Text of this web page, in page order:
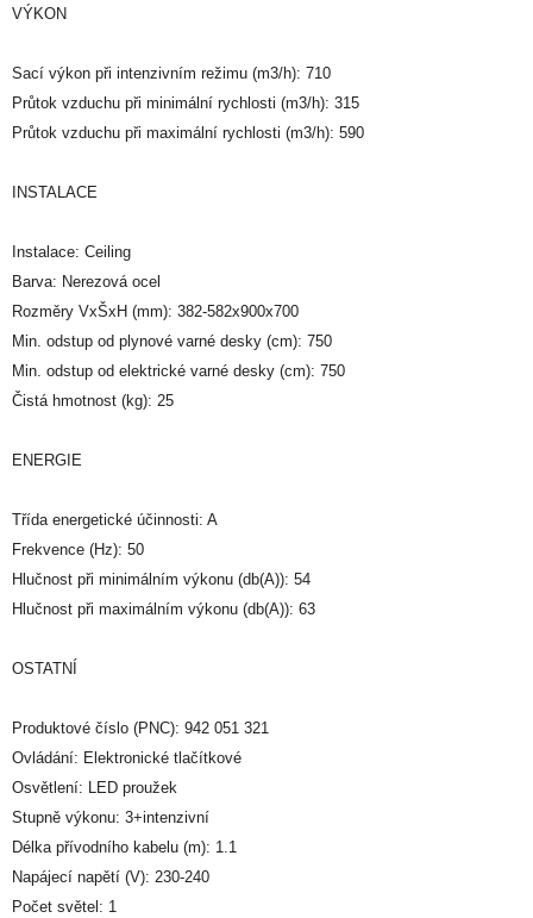
VÝKON
Sací výkon při intenzivním režimu (m3/h): 710
Průtok vzduchu při minimální rychlosti (m3/h): 315
Průtok vzduchu při maximální rychlosti (m3/h): 590
INSTALACE
Instalace: Ceiling
Barva: Nerezová ocel
Rozměry VxŠxH (mm): 382-582x900x700
Min. odstup od plynové varné desky (cm): 750
Min. odstup od elektrické varné desky (cm): 750
Čistá hmotnost (kg): 25
ENERGIE
Třída energetické účinnosti: A
Frekvence (Hz): 50
Hlučnost při minimálním výkonu (db(A)): 54
Hlučnost při maximálním výkonu (db(A)): 63
OSTATNÍ
Produktové číslo (PNC): 942 051 321
Ovládání: Elektronické tlačítkové
Osvětlení: LED proužek
Stupně výkonu: 3+intenzivní
Délka přívodního kabelu (m): 1.1
Napájecí napětí (V): 230-240
Počet světel: 1